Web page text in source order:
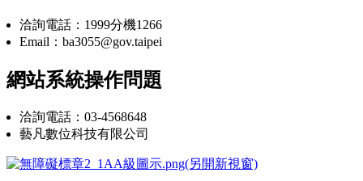
洽詢電話：1999分機1266
Email：ba3055@gov.taipei
網站系統操作問題
洽詢電話：03-4568648
藝凡數位科技有限公司